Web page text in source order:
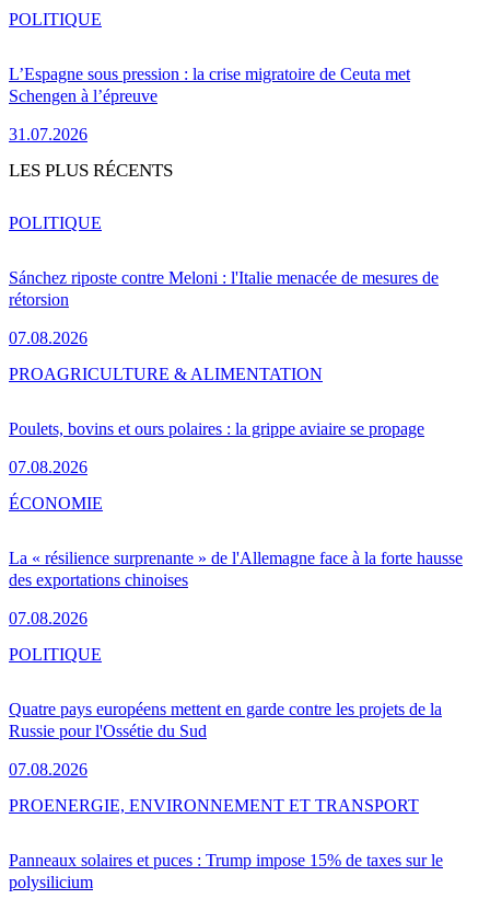
L’Espagne sous pression : la crise migratoire de Ceuta met
Schengen à l’épreuve
31.07.2026
POLITIQUE
LES PLUS RÉCENTS
Sánchez riposte contre Meloni : l'Italie menacée de mesures de
rétorsion
07.08.2026
POLITIQUE
Poulets, bovins et ours polaires : la grippe aviaire se propage
07.08.2026
PROAGRICULTURE & ALIMENTATION
La « résilience surprenante » de l'Allemagne face à la forte hausse
des exportations chinoises
07.08.2026
ÉCONOMIE
Quatre pays européens mettent en garde contre les projets de la
Russie pour l'Ossétie du Sud
07.08.2026
POLITIQUE
Panneaux solaires et puces : Trump impose 15% de taxes sur le
polysilicium
PROENERGIE, ENVIRONNEMENT ET TRANSPORT